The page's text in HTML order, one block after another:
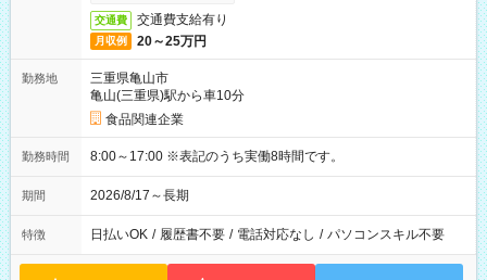
交通費 交通費支給有り
月収例 20～25万円
勤務地
三重県亀山市
亀山(三重県)駅から車10分
食品関連企業
勤務時間 8:00～17:00 ※表記のうち実働8時間です。
期間 2026/8/17～長期
特徴 日払いOK / 履歴書不要 / 電話対応なし / パソコンスキル不要